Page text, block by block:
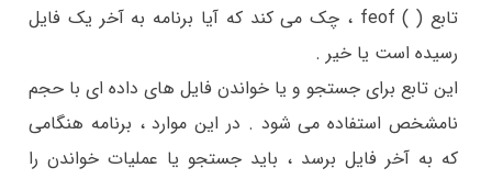
تابع ( ) feof ، چک می کند که آیا برنامه به آخر یک فایل
رسیده است یا خیر .
این تابع برای جستجو و یا خواندن فایل های داده ای با حجم
نامشخص استفاده می شود . در این موارد ، برنامه هنگامی
که به آخر فایل برسد ، باید جستجو یا عملیات خواندن را